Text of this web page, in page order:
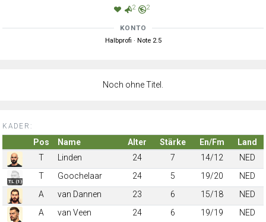
2 2
KONTO
Halbprofi · Note 2.5
Noch ohne Titel.
KADER:
Pos Name Alter Stärke En/Fm
Land
T
Linden 24 7 14/12 NED
TL (1)
T Goochelaar 24 5 19/20
NED
A
van Dannen 23 6 15/18
NED
A
van Veen 24 6 19/19
NED